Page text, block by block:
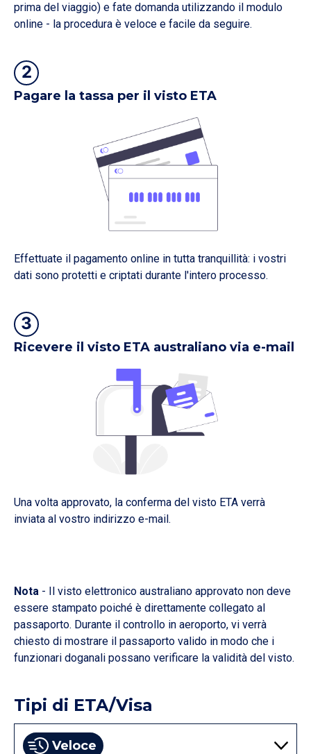
prima del viaggio) e fate domanda utilizzando il modulo
online - la procedura è veloce e facile da seguire.
2
Pagare la tassa per il visto ETA
Effettuate il pagamento online in tutta tranquillità: i vostri
dati sono protetti e criptati durante l'intero processo.
3
Ricevere il visto ETA australiano via e-mail
Una volta approvato, la conferma del visto ETA verrà
inviata al vostro indirizzo e-mail.
Nota - Il visto elettronico australiano approvato non deve
essere stampato poiché è direttamente collegato al
passaporto. Durante il controllo in aeroporto, vi verrà
chiesto di mostrare il passaporto valido in modo che i
funzionari doganali possano verificare la validità del visto.
Tipi di ETA/Visa
Veloce